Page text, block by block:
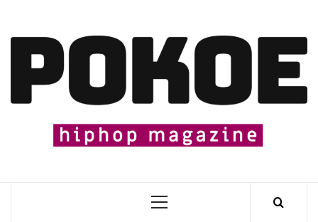
content
Primary